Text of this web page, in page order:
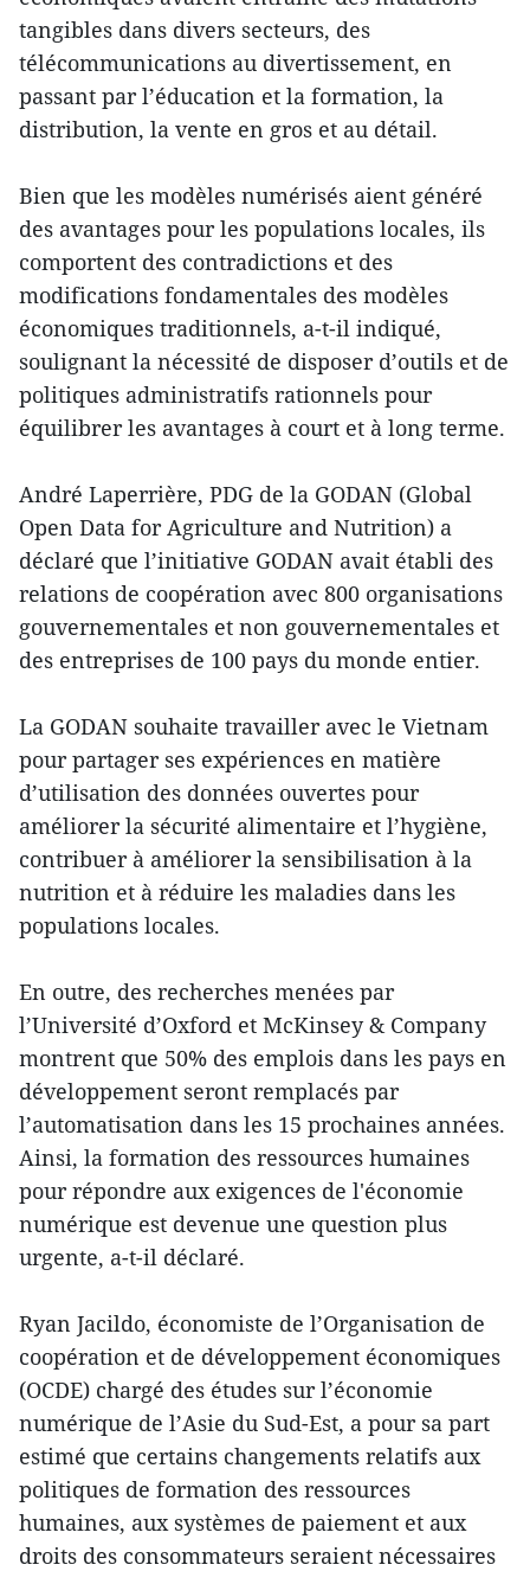
tangibles dans divers secteurs, des
télécommunications au divertissement, en
passant par l’éducation et la formation, la
distribution, la vente en gros et au détail.
Bien que les modèles numérisés aient généré
des avantages pour les populations locales, ils
comportent des contradictions et des
modifications fondamentales des modèles
économiques traditionnels, a-t-il indiqué,
soulignant la nécessité de disposer d’outils et de
politiques administratifs rationnels pour
équilibrer les avantages à court et à long terme.
André Laperrière, PDG de la GODAN (Global
Open Data for Agriculture and Nutrition) a
déclaré que l’initiative GODAN avait établi des
relations de coopération avec 800 organisations
gouvernementales et non gouvernementales et
des entreprises de 100 pays du monde entier.
La GODAN souhaite travailler avec le Vietnam
pour partager ses expériences en matière
d’utilisation des données ouvertes pour
améliorer la sécurité alimentaire et l’hygiène,
contribuer à améliorer la sensibilisation à la
nutrition et à réduire les maladies dans les
populations locales.
En outre, des recherches menées par
l’Université d’Oxford et McKinsey & Company
montrent que 50% des emplois dans les pays en
développement seront remplacés par
l’automatisation dans les 15 prochaines années.
Ainsi, la formation des ressources humaines
pour répondre aux exigences de l'économie
numérique est devenue une question plus
urgente, a-t-il déclaré.
Ryan Jacildo, économiste de l’Organisation de
coopération et de développement économiques
(OCDE) chargé des études sur l’économie
numérique de l’Asie du Sud-Est, a pour sa part
estimé que certains changements relatifs aux
politiques de formation des ressources
humaines, aux systèmes de paiement et aux
droits des consommateurs seraient nécessaires